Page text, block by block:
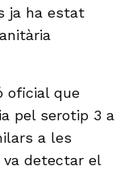
ja ha estat
oficial que
pel serotip 3 a
a les
va detectar el